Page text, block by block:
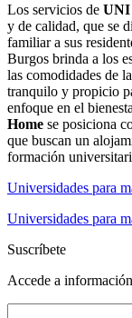
Los servicios de UNI
y de calidad, que se
familiar a sus
Burgos brinda a los
las comodidades de
tranquilo y propicio
enfoque en el
Home se posiciona
que buscan un
formación
Universidades para
Universidades para
Suscríbete
Accede a